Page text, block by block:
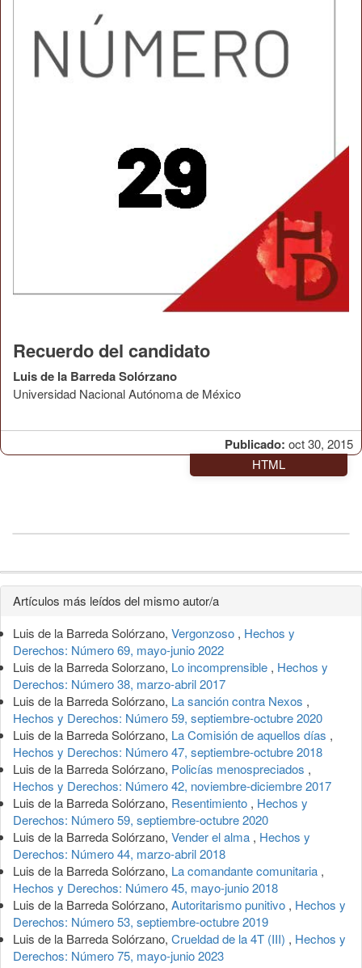
Publicado: oct 30, 2015
Recuerdo del candidato
Luis de la Barreda Solórzano
Universidad Nacional Autónoma de México
HTML
Detalles
del
artículo
Artículos más leídos del mismo autor/a
Luis de la Barreda Solórzano, Vergonzoso , Hechos y
Derechos: Número 69, mayo-junio 2022
Luis de la Barreda Solorzano, Lo incomprensible , Hechos y
Derechos: Número 38, marzo-abril 2017
Luis de la Barreda Solórzano, La sanción contra Nexos ,
Hechos y Derechos: Número 59, septiembre-octubre 2020
Luis de la Barreda Solórzano, La Comisión de aquellos días ,
Hechos y Derechos: Número 47, septiembre-octubre 2018
Luis de la Barreda Solórzano, Policías menospreciados ,
Hechos y Derechos: Número 42, noviembre-diciembre 2017
Luis de la Barreda Solórzano, Resentimiento , Hechos y
Derechos: Número 59, septiembre-octubre 2020
Luis de la Barreda Solórzano, Vender el alma , Hechos y
Derechos: Número 44, marzo-abril 2018
Luis de la Barreda Solórzano, La comandante comunitaria ,
Hechos y Derechos: Número 45, mayo-junio 2018
Luis de la Barreda Solórzano, Autoritarismo punitivo , Hechos y
Derechos: Número 53, septiembre-octubre 2019
Luis de la Barreda Solórzano, Crueldad de la 4T (III) , Hechos y
Derechos: Número 75, mayo-junio 2023